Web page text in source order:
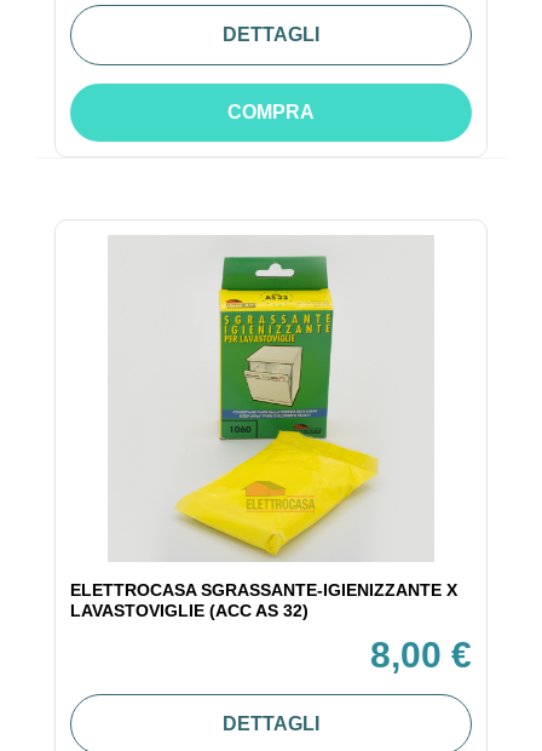
DETTAGLI
COMPRA
ELETTROCASA SGRASSANTE-IGIENIZZANTE X
LAVASTOVIGLIE (ACC AS 32)
8,00 €
DETTAGLI